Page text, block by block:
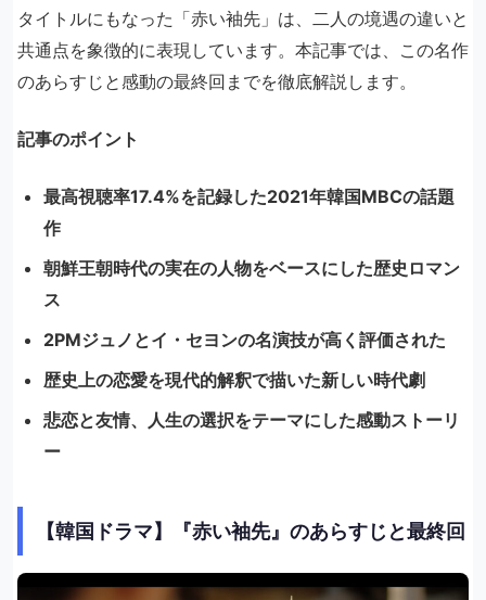
タイトルにもなった「赤い袖先」は、二人の境遇の違いと
共通点を象徴的に表現しています。本記事では、この名作
のあらすじと感動の最終回までを徹底解説します。
記事のポイント
最高視聴率17.4%を記録した2021年韓国MBCの話題
作
朝鮮王朝時代の実在の人物をベースにした歴史ロマン
ス
2PMジュノとイ・セヨンの名演技が高く評価された
歴史上の恋愛を現代的解釈で描いた新しい時代劇
悲恋と友情、人生の選択をテーマにした感動ストーリ
ー
【韓国ドラマ】『赤い袖先』のあらすじと最終回